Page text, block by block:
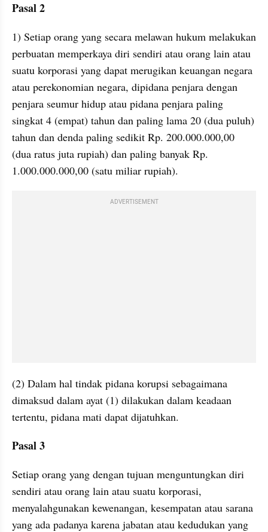
Pasal 2
1) Setiap orang yang secara melawan hukum melakukan
perbuatan memperkaya diri sendiri atau orang lain atau
suatu korporasi yang dapat merugikan keuangan negara
atau perekonomian negara, dipidana penjara dengan
penjara seumur hidup atau pidana penjara paling
singkat 4 (empat) tahun dan paling lama 20 (dua puluh)
tahun dan denda paling sedikit Rp. 200.000.000,00
(dua ratus juta rupiah) dan paling banyak Rp.
1.000.000.000,00 (satu miliar rupiah).
ADVERTISEMENT
(2) Dalam hal tindak pidana korupsi sebagaimana
dimaksud dalam ayat (1) dilakukan dalam keadaan
tertentu, pidana mati dapat dijatuhkan.
Pasal 3
Setiap orang yang dengan tujuan menguntungkan diri
sendiri atau orang lain atau suatu korporasi,
menyalahgunakan kewenangan, kesempatan atau sarana
yang ada padanya karena jabatan atau kedudukan yang